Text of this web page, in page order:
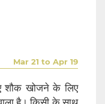
Mar 21 to Apr 19
शौक खोजने के लिए